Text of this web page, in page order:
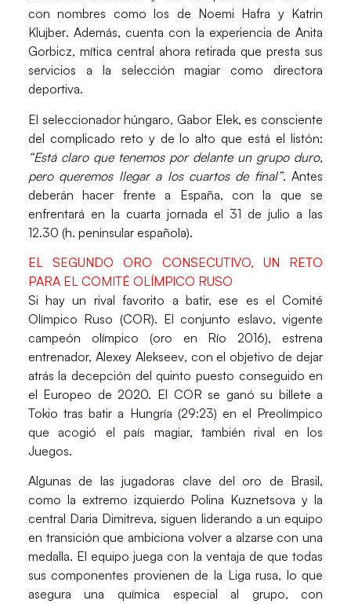
con nombres como los de Noemi Hafra y Katrin
Klujber. Además, cuenta con la experiencia deAnita
Gorbicz, mítica central ahora retirada que presta sus
servicios a la selección magiar como directora
deportiva.
El seleccionador húngaro, Gabor Elek, es consciente
del complicado reto y de lo alto que está el listón:
“Está claro que tenemos por delante un grupo duro,
pero queremos llegar a los cuartos de final”. Antes
deberán hacer frente a España, con la que se
enfrentará en la cuarta jornada el 31 de julio a las
12.30 (h. peninsular española).
EL SEGUNDO ORO CONSECUTIVO, UN RETO
PARA EL COMITÉ OLÍMPICO RUSO
Si hay un rival favorito a batir, ese es elComité
Olímpico Ruso (COR). El conjunto eslavo, vigente
campeón olímpico (oro en Río 2016), estrena
entrenador, Alexey Alekseev, con el objetivo de dejar
atrás la decepción del quinto puesto conseguido en
el Europeo de 2020. El COR se ganó su billete a
Tokio tras batir a Hungría (29:23) en el Preolímpico
que acogió el país magiar, también rival en los
Juegos.
Algunas de las jugadoras clave del oro de Brasil,
como la extremo izquierdo Polina Kuznetsova y la
central Daria Dimitreva, siguen liderando a un equipo
en transición que ambiciona volver a alzarse con una
medalla. El equipo juega con la ventaja de que todas
sus componentes provienen de la Liga rusa, lo que
asegura una química especial al grupo, con